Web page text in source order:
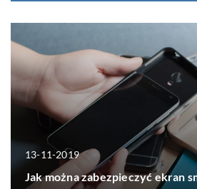
13-11-2019
Jak można zabezpieczyć ekran